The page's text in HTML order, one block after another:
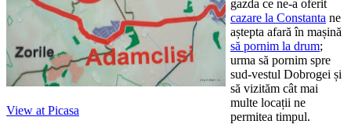
View at Picasa
gazda ce ne-a oferit
cazare la Constanta ne
aștepta afară în mașină
să pornim la drum;
urma să pornim spre
sud-vestul Dobrogei și
să vizităm cât mai
multe locații ne
permitea timpul.